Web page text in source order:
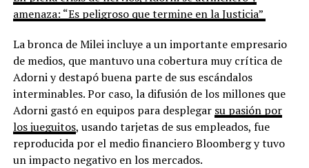
amenaza: “Es peligroso que termine en la Justicia”
La bronca de Milei incluye a un importante empresario
de medios, que mantuvo una cobertura muy crítica de
Adorni y destapó buena parte de sus escándalos
interminables. Por caso, la difusión de los millones que
Adorni gastó en equipos para desplegar su pasión por
los jueguitos, usando tarjetas de sus empleados, fue
reproducida por el medio financiero Bloomberg y tuvo
un impacto negativo en los mercados.